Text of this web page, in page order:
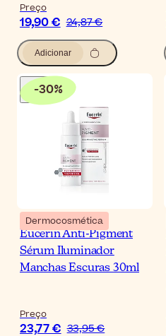
Preço
19,90 € 24,87 €
Adicionar
-30%
Dermocosmética
Eucerin Anti-Pigment
Sérum Iluminador
Manchas Escuras 30ml
Preço
23,77 € 33,95 €